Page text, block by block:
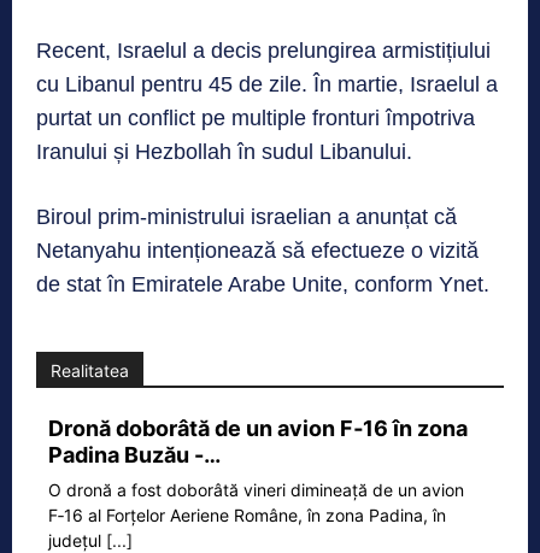
Recent, Israelul a decis prelungirea armistițiului
cu Libanul pentru 45 de zile. În martie, Israelul a
purtat un conflict pe multiple fronturi împotriva
Iranului și Hezbollah în sudul Libanului.
Biroul prim-ministrului israelian a anunțat că
Netanyahu intenționează să efectueze o vizită
de stat în Emiratele Arabe Unite, conform Ynet.
Realitatea
Dronă doborâtă de un avion F‑16 în zona
Padina Buzău -…
O dronă a fost doborâtă vineri dimineață de un avion
F‑16 al Forțelor Aeriene Române, în zona Padina, în
județul [...]